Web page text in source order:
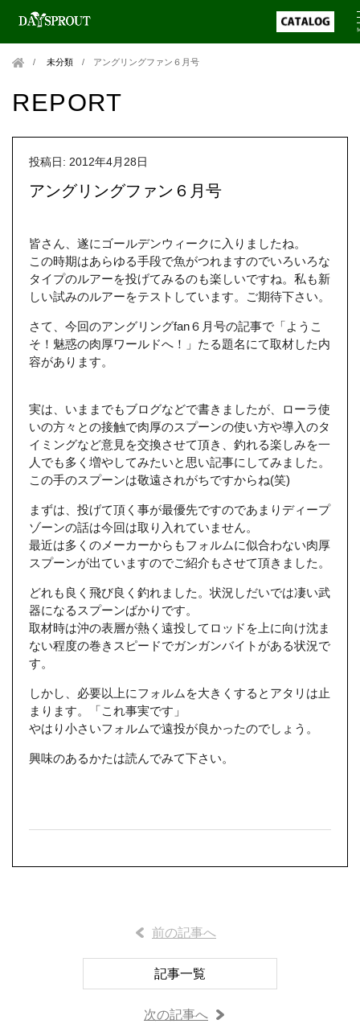
未分類 / アングリングファン６月号
REPORT
投稿日: 2012年4月28日
アングリングファン６月号
皆さん、遂にゴールデンウィークに入りましたね。
この時期はあらゆる手段で魚がつれますのでいろいろな
タイプのルアーを投げてみるのも楽しいですね。私も新
しい試みのルアーをテストしています。ご期待下さい。
さて、今回のアングリングfan６月号の記事で「ようこ
そ！魅惑の肉厚ワールドへ！」たる題名にて取材した内
容があります。
実は、いままでもブログなどで書きましたが、ローラ使
いの方々との接触で肉厚のスプーンの使い方や導入のタ
イミングなど意見を交換させて頂き、釣れる楽しみを一
人でも多く増やしてみたいと思い記事にしてみました。
この手のスプーンは敬遠されがちですからね(笑)
まずは、投げて頂く事が最優先ですのであまりディープ
ゾーンの話は今回は取り入れていません。
最近は多くのメーカーからもフォルムに似合わない肉厚
スプーンが出ていますのでご紹介もさせて頂きました。
どれも良く飛び良く釣れました。状況しだいでは凄い武
器になるスプーンばかりです。
取材時は沖の表層が熱く遠投してロッドを上に向け沈ま
ない程度の巻きスピードでガンガンバイトがある状況で
す。
しかし、必要以上にフォルムを大きくするとアタリは止
まります。「これ事実です」
やはり小さいフォルムで遠投が良かったのでしょう。
興味のあるかたは読んでみて下さい。
前の記事へ
記事一覧
次の記事へ